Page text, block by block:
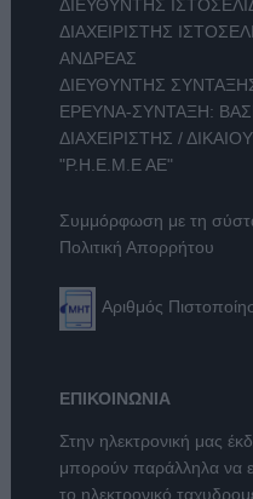
ΔΙΕΥΘΥΝΤΗΣ
ΔΙΑΧΕΙΡΙΣΤΗΣ
ΑΝΔΡΕΑΣ
ΔΙΕΥΘΥΝΤΗΣ
ΕΡΕΥΝΑ-ΣΥΝΤΑΞΗ:
ΔΙΑΧΕΙΡΙΣΤΗΣ /
"Ρ.Η.Ε.Μ.Ε ΑΕ"
Συμμόρφωση με τη
Πολιτική Απορρήτου
Αριθμός
ΕΠΙΚΟΙΝΩΝΙΑ
Στην ηλεκτρονική μας
μπορούν παράλληλα να
το ηλεκτρονικό